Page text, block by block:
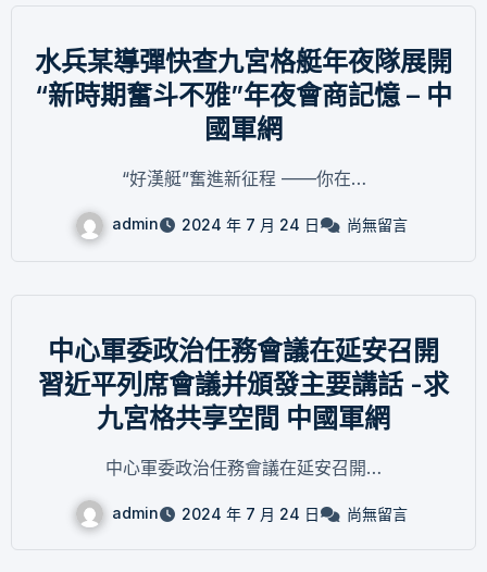
水兵某導彈快查九宮格艇年夜隊展開
“新時期奮斗不雅”年夜會商記憶 – 中
國軍網
“好漢艇”奮進新征程 ——你在…
admin 2024 年 7 月 24 日 尚無留言
中心軍委政治任務會議在延安召開
習近平列席會議并頒發主要講話 -求
九宮格共享空間 中國軍網
中心軍委政治任務會議在延安召開…
admin 2024 年 7 月 24 日 尚無留言